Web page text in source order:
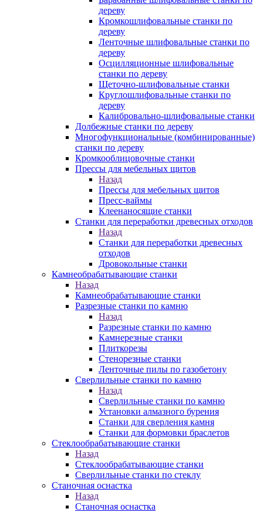
дереву
Кромкошлифовальные станки по
дереву
Ленточные шлифовальные станки по
дереву
Осцилляционные шлифовальные
станки по дереву
Щеточно-шлифовальные станки
Круглошлифовальные станки по
дереву
Калибровально-шлифовальные станки
Долбежные станки по дереву
Многофункциональные (комбинированные)
станки по дереву
Кромкооблицовочные станки
Прессы для мебельных щитов
Назад
Прессы для мебельных щитов
Пресс-ваймы
Клеенаносящие станки
Станки для переработки древесных отходов
Назад
Станки для переработки древесных
отходов
Дровокольные станки
Камнеобрабатывающие станки
Назад
Камнеобрабатывающие станки
Разрезные станки по камню
Назад
Разрезные станки по камню
Камнерезные станки
Плиткорезы
Стенорезные станки
Ленточные пилы по газобетону
Сверлильные станки по камню
Назад
Сверлильные станки по камню
Установки алмазного бурения
Станки для сверления камня
Станки для формовки браслетов
Стеклообрабатывающие станки
Назад
Стеклообрабатывающие станки
Сверлильные станки по стеклу
Станочная оснастка
Назад
Станочная оснастка